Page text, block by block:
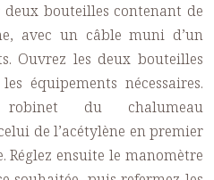
bouteilles contenant de
avec un câble muni d’un
Ouvrez les deux bouteilles
équipements nécessaires.
robinet du chalumeau
de l’acétylène en premier
Réglez ensuite le manomètre